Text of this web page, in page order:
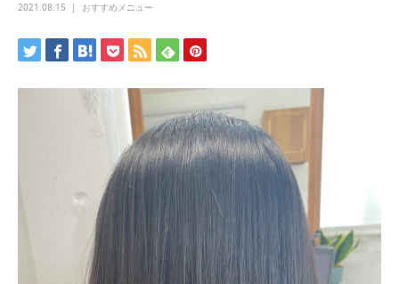
2021.08.15 おすすめメニュー